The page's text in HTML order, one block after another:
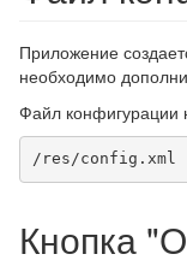
Приложение
необходимо
Файл конфигурации
/res/config.xml
Кнопка